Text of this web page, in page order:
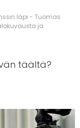
läpi - Tuomas
ja
täältä?